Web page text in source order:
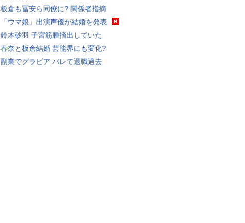
板倉も冨安ら同僚に? 関係者指摘
「ウマ娘」出演声優が結婚を発表
鈴木砂羽 子宮筋腫摘出していた
春奈と板倉結婚 芸能界にも変化?
副業でグラビア バレて退職過去